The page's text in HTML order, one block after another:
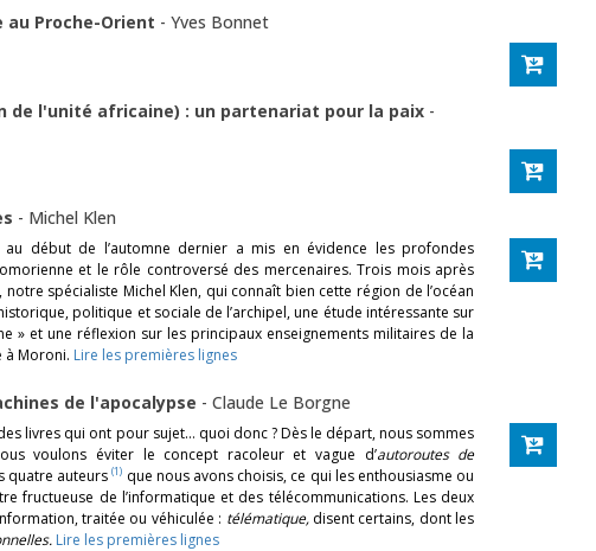
Proche-Orient - Yves Bonnet
de l'unité africaine) : un partenariat pour la paix -
- Michel Klen
au début de l’automne dernier a mis en évidence les profondes
et le rôle controversé des mercenaires. Trois mois après
spécialiste Michel Klen, qui connaît bien cette région de l’océan
politique et sociale de l’archipel, une étude intéressante sur
» et une réflexion sur les principaux enseignements militaires de la
à Moroni. Lire les premières lignes
de l'apocalypse - Claude Le Borgne
livres qui ont pour sujet… quoi donc ? Dès le départ, nous sommes
voulons éviter le concept racoleur et vague d’autoroutes de
quatre auteurs(1) que nous avons choisis, ce qui les enthousiasme ou
fructueuse de l’informatique et des télécommunications. Les deux
traitée ou véhiculée : télématique,disent certains, dont les
Lire les premières lignes